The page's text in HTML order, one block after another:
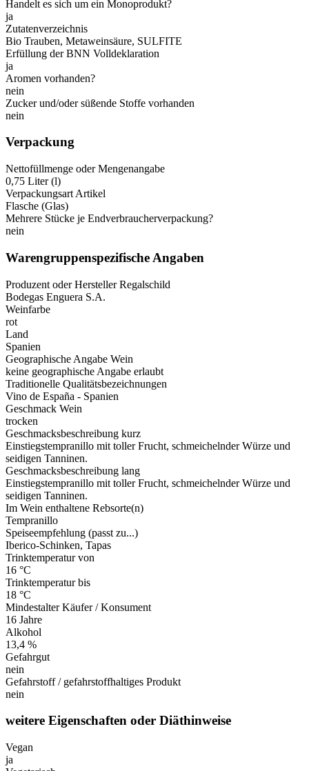
Handelt es sich um ein Monoprodukt?
ja
Zutatenverzeichnis
Bio Trauben, Metaweinsäure, SULFITE
Erfüllung der BNN Volldeklaration
ja
Aromen vorhanden?
nein
Zucker und/oder süßende Stoffe vorhanden
nein
Verpackung
Nettofüllmenge oder Mengenangabe
0,75 Liter (l)
Verpackungsart Artikel
Flasche (Glas)
Mehrere Stücke je Endverbraucherverpackung?
nein
Warengruppenspezifische Angaben
Produzent oder Hersteller Regalschild
Bodegas Enguera S.A.
Weinfarbe
rot
Land
Spanien
Geographische Angabe Wein
keine geographische Angabe erlaubt
Traditionelle Qualitätsbezeichnungen
Vino de España - Spanien
Geschmack Wein
trocken
Geschmacksbeschreibung kurz
Einstiegstempranillo mit toller Frucht, schmeichelnder Würze und
seidigen Tanninen.
Geschmacksbeschreibung lang
Einstiegstempranillo mit toller Frucht, schmeichelnder Würze und
seidigen Tanninen.
Im Wein enthaltene Rebsorte(n)
Tempranillo
Speiseempfehlung (passt zu...)
Iberico-Schinken, Tapas
Trinktemperatur von
16 °C
Trinktemperatur bis
18 °C
Mindestalter Käufer / Konsument
16 Jahre
Alkohol
13,4 %
Gefahrgut
nein
Gefahrstoff / gefahrstoffhaltiges Produkt
nein
weitere Eigenschaften oder Diäthinweise
Vegan
ja